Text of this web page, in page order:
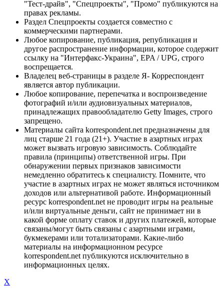
"Тест-драйв", "Спецпроекты", "Промо" публикуются на
правах рекламы.
Раздел Спецпроекты создается совместно с
коммерческими партнерами.
Любое копирование, публикация, републикация и
другое распространение информации, которое содержит
ссылку на "Интерфакс-Украина", EPA / UPG, строго
воспрещается.
Владелец веб-страницы в разделе Я- Корреспондент
является автор публикации.
Любое копирование, перепечатка и воспроизведение
фотографий и/или аудиовизуальных материалов,
принадлежащих правообладателю Getty Images, строго
запрещено.
Материалы сайта korrespondent.net предназначены для
лиц старше 21 года (21+). Участие в азартных играх
может вызвать игровую зависимость. Соблюдайте
правила (принципы) ответственной игры. При
обнаружении первых признаков зависимости
немедленно обратитесь к специалисту. Помните, что
участие в азартных играх не может являться источником
доходов или альтернативой работе. Информационный
ресурс korrespondent.net не проводит игры на реальные
и/или виртуальные деньги, сайт не принимает ни в
какой форме оплату ставок и других платежей, которые
связаны/могут быть связаны с азартными играми,
букмекерами или тотализаторами. Какие-либо
материалы на информационном ресурсе
korrespondent.net публикуются исключительно в
информационных целях.
X